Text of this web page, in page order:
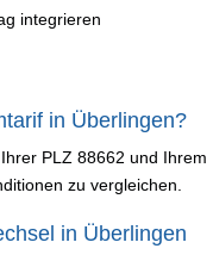
integrieren
in Überlingen?
PLZ 88662 und Ihrem
zu vergleichen.
in Überlingen